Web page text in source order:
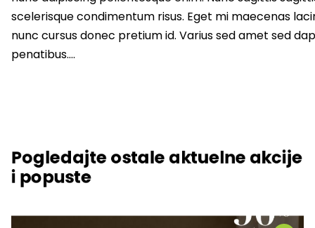
scelerisque condimentum risus. Eget mi maecenas
nunc cursus donec pretium id. Varius sed amet sed
penatibus….
Pogledajte ostale aktuelne akcije
i popuste